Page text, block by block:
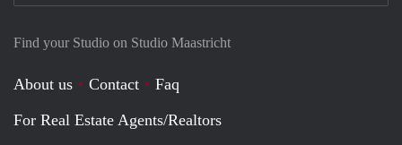
Find your Studio on Studio Maastricht
About us Contact
Faq
For Real Estate Agents/Realtors